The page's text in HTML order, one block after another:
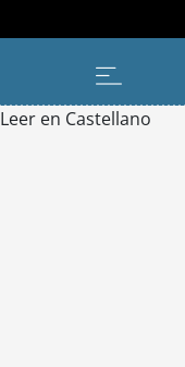
Leer en Castellano